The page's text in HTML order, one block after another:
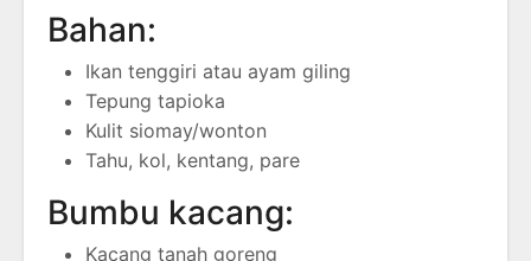
Bahan:
Ikan tenggiri atau ayam giling
Tepung tapioka
Kulit siomay/wonton
Tahu, kol, kentang, pare
Bumbu kacang:
Kacang tanah goreng